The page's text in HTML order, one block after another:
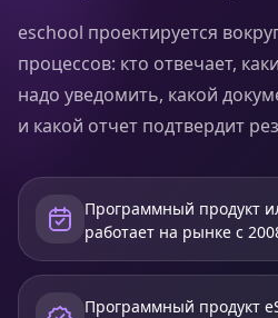
eschool проектируется
процессов: кто отвечает,
надо уведомить, какой
и какой отчет подтвердит
Программный продукт
работает на рынке с
Программный продукт